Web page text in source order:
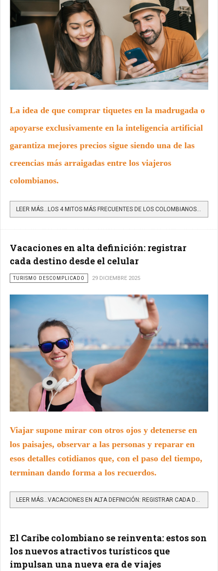
La idea de que comprar tiquetes en la madrugada o
apoyarse exclusivamente en la inteligencia artificial
garantiza mejores precios sigue siendo una de las
creencias más arraigadas entre los viajeros
colombianos.
LEER MÁS…LOS 4 MITOS MÁS FRECUENTES DE LOS COLOMBIANOS AL PLANEAR UN VIAJE
Vacaciones en alta definición: registrar
cada destino desde el celular
TURISMO DESCOMPLICADO 29 DICIEMBRE 2025
Viajar supone mirar con otros ojos y detenerse en
los paisajes, observar a las personas y reparar en
esos detalles cotidianos que, con el paso del tiempo,
terminan dando forma a los recuerdos.
LEER MÁS…VACACIONES EN ALTA DEFINICIÓN: REGISTRAR CADA DESTINO DESDE EL CELULAR
El Caribe colombiano se reinventa: estos son
los nuevos atractivos turísticos que
impulsan una nueva era de viajes